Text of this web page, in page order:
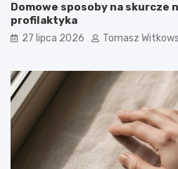
Domowe sposoby na skurcze
profilaktyka
27 lipca 2026 Tomasz